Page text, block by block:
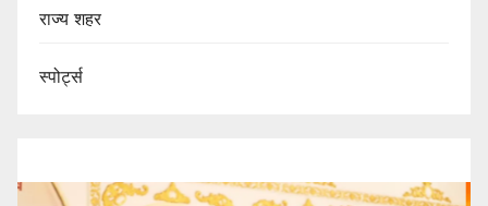
राज्य शहर
स्पोर्ट्स